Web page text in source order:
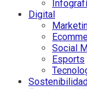
Digital
Social
Esports